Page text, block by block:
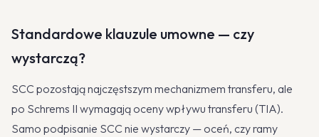
Standardowe klauzule umowne — czy
wystarczą?
SCC pozostają najczęstszym mechanizmem transferu, ale
po Schrems II wymagają oceny wpływu transferu (TIA).
Samo podpisanie SCC nie wystarczy — oceń, czy ramy